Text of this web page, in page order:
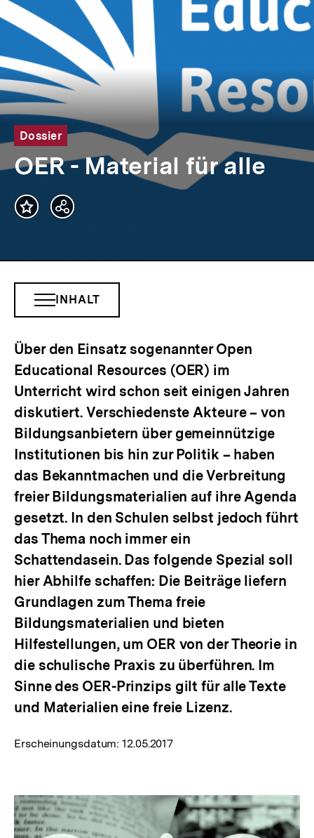
Dossier
OER - Material für alle
Teilen
INHALTSNAVIGATION
ÖFFNEN
INHALT
Über den Einsatz sogenannter Open
Educational Resources (OER) im
Unterricht wird schon seit einigen Jahren
diskutiert. Verschiedenste Akteure – von
Bildungsanbietern über gemeinnützige
Institutionen bis hin zur Politik – haben
das Bekanntmachen und die Verbreitung
freier Bildungsmaterialien auf ihre Agenda
gesetzt. In den Schulen selbst jedoch führt
das Thema noch immer ein
Schattendasein. Das folgende Spezial soll
hier Abhilfe schaffen: Die Beiträge liefern
Grundlagen zum Thema freie
Bildungsmaterialien und bieten
Hilfestellungen, um OER von der Theorie in
die schulische Praxis zu überführen. Im
Sinne des OER-Prinzips gilt für alle Texte
und Materialien eine freie Lizenz.
Erscheinungsdatum:12.05.2017